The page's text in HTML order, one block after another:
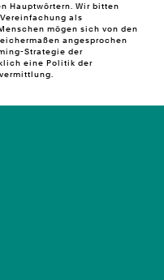
Hauptwörtern. Wir bitten
als
mögen sich von den
angesprochen
Strategie der
eine Politik der